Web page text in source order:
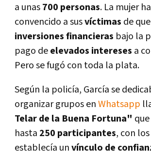
a unas700 personas. La mujer
convencido a susví­ctimas de
inversiones financieras bajo la
pago deelevados intereses a
Pero se fugó con toda la plata.
Según la policí­a, Garcí­a se
organizar grupos enWhatsapp
Telar de la Buena Fortuna"
hasta 250 participantes, con
establecí­a unví­nculo de